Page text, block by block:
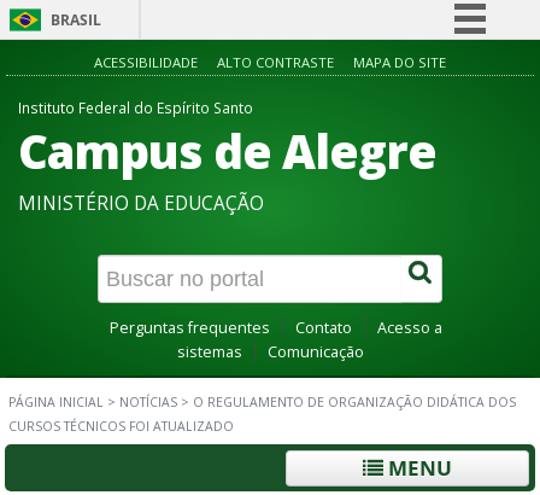
BRASIL
Simplifique!
Acesso à informação
Canais
ACESSIBILIDADE ALTO CONTRASTE MAPA DO SITE
Instituto Federal do Espírito Santo
Campus de Alegre
MINISTÉRIO DA EDUCAÇÃO
Perguntas frequentes Contato
Acesso a
sistemas
Comunicação
PÁGINA INICIAL > NOTÍCIAS > O REGULAMENTO DE ORGANIZAÇÃO DIDÁTICA DOS
CURSOS TÉCNICOS FOI ATUALIZADO
MENU